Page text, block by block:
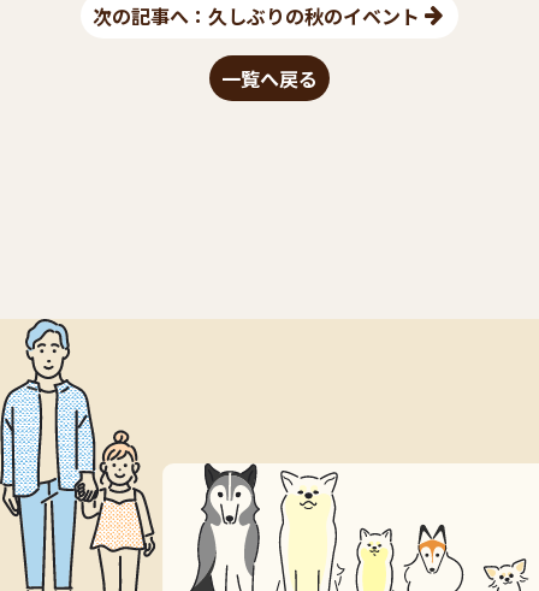
一覧へ戻る
次の記事へ：久しぶりの秋のイベント